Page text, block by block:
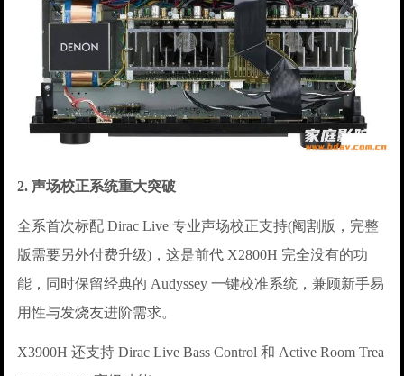
2. 声场校正系统重大突破
全系首次标配 Dirac Live 专业声场校正支持(阉割版，完整
版需要另外付费升级)，这是前代 X2800H 完全没有的功
能，同时保留经典的 Audyssey 一键校准系统，兼顾新手易
用性与发烧友进阶需求。
X3900H 还支持 Dirac Live Bass Control 和 Active Room Trea